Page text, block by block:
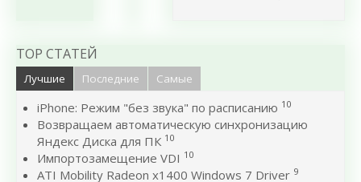
TOP СТАТЕЙ
Лучшие Последние Самые
iPhone: Режим "без звука" по расписанию 10
Возвращаем автоматическую синхронизацию
Яндекс Диска для ПК 10
Импортозамещение VDI 10
ATI Mobility Radeon x1400 Windows 7 Driver 9